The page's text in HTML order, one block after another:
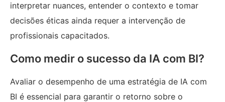
interpretar nuances, entender o contexto e tomar
decisões éticas ainda requer a intervenção de
profissionais capacitados.
Como medir o sucesso da IA com BI?
Avaliar o desempenho de uma estratégia de IA com
BI é essencial para garantir o retorno sobre o